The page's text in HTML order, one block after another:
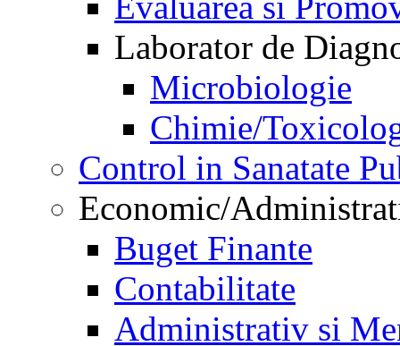
Laborator de
Microbiologie
Chimie/
Control in Sanatate
Economic/
Buget Finante
Contabilitate
Administrativ si